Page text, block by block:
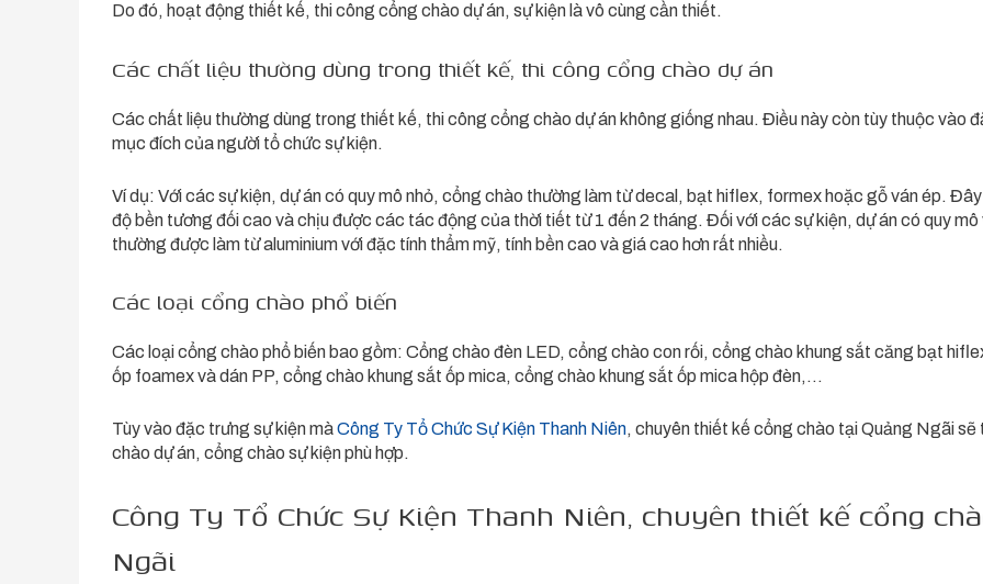
Do đó, hoạt động thiết kế, thi công cổng chào dự án, sự kiện là vô cùng cần thiết.
Các chất liệu thường dùng trong thiết kế, thi công cổng chào dự án
Các chất liệu thường dùng trong thiết kế, thi công cổng chào dự án không giống nhau. Điều này còn tùy thuộc vào
mục đích của người tổ chức sự kiện.
Ví dụ: Với các sự kiện, dự án có quy mô nhỏ, cổng chào thường làm từ decal, bạt hiflex, formex hoặc gỗ ván ép.
độ bền tương đối cao và chịu được các tác động của thời tiết từ 1 đến 2 tháng. Đối với các sự kiện, dự án có quy mô
thường được làm từ aluminium với đặc tính thẩm mỹ, tính bền cao và giá cao hơn rất nhiều.
Các loại cổng chào phổ biến
Các loại cổng chào phổ biến bao gồm: Cổng chào đèn LED, cổng chào con rối, cổng chào khung sắt căng bạt
ốp foamex và dán PP, cổng chào khung sắt ốp mica, cổng chào khung sắt ốp mica hộp đèn,…
Tùy vào đặc trưng sự kiện màCông Ty Tổ Chức Sự Kiện Thanh Niên, chuyên thiết kế cổng chào tại Quảng Ngãi
chào dự án, cổng chào sự kiện phù hợp.
Công Ty Tổ Chức Sự Kiện Thanh Niên, chuyên thiết kế cổng
Ngãi